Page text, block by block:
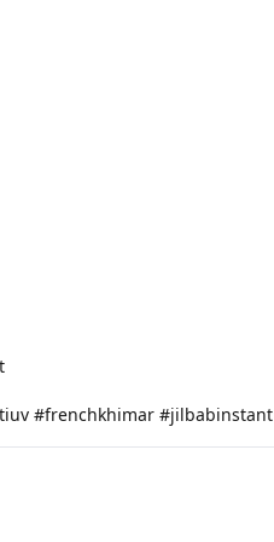
#frenchkhimar #jilbabinstant